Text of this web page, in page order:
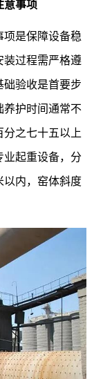
意事项
项是保障设备稳
装过程需严格遵
础验收是首要步
养护时间通常不
之七十五以上
业起重设备，分
以内，窑体斜度